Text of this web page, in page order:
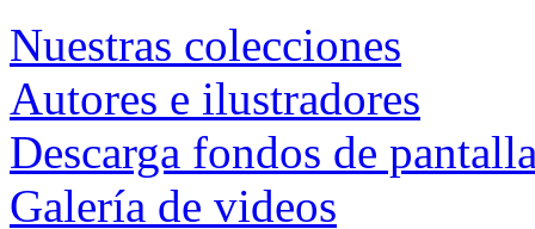
Nuestras colecciones
Autores e ilustradores
Descarga fondos de
Galería de videos